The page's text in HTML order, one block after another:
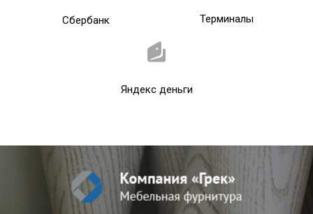
Сбербанк Терминалы
Яндекс деньги